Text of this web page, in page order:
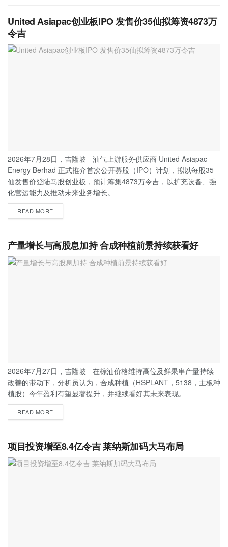
United Asiapac创业板IPO 发售价35仙拟筹资4873万
令吉
2026年7月28日，吉隆坡 - 油气上游服务供应商 United Asiapac
Energy Berhad 正式推介首次公开募股（IPO）计划，拟以每股35
仙发售价登陆马股创业板，预计筹集4873万令吉，以扩充设备、强
化营运能力及推动未来业务增长。
READ MORE
产量增长与高股息加持 合成种植前景持续获看好
2026年7月27日，吉隆坡 - 在棕油价格维持高位及鲜果串产量持续
改善的带动下，分析员认为，合成种植（HSPLANT，5138，主板种
植股）今年盈利有望显著提升，并继续看好其未来表现。
READ MORE
项目投资增至8.4亿令吉 莱纳斯加码大马布局